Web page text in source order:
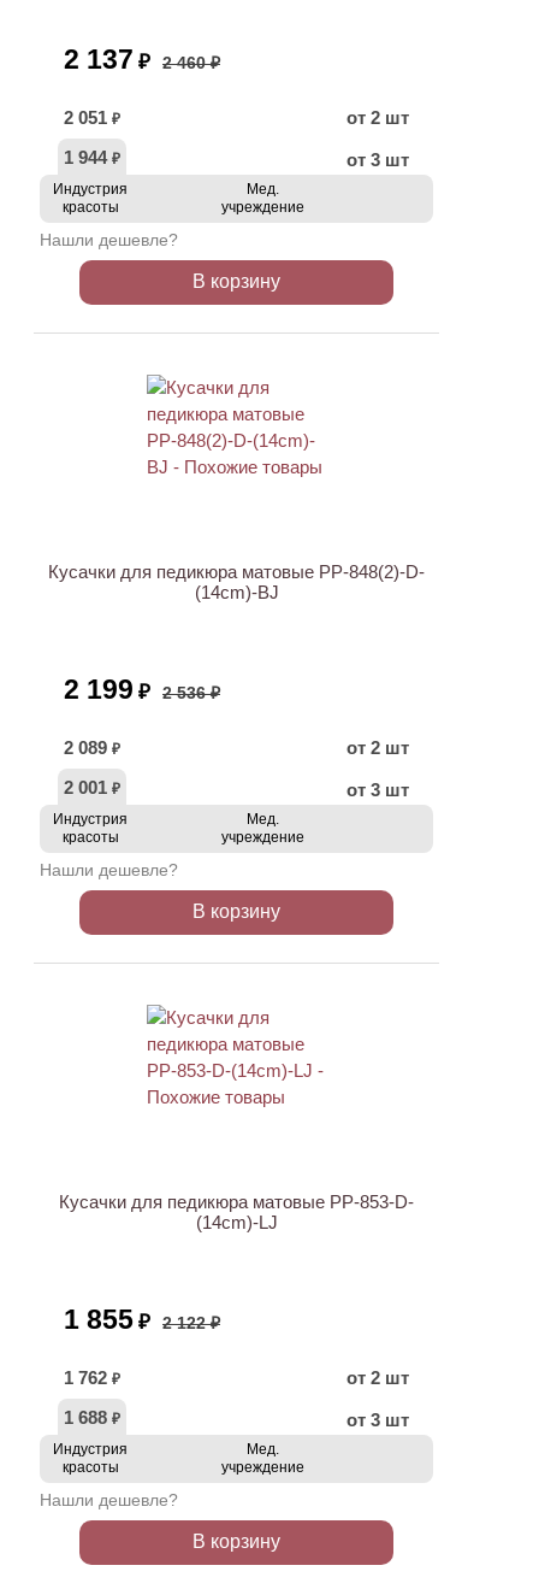
2 137 ₽ 2 460 ₽
2 051 ₽
от 2 шт
1 944 ₽ от 3 шт
Индустрия
красоты
Мед.
учреждение
Нашли дешевле?
В корзину
Кусачки для педикюра матовые PP-848(2)-D-
(14cm)-BJ
2 199 ₽ 2 536 ₽
2 089 ₽
от 2 шт
2 001 ₽ от 3 шт
Индустрия
красоты
Мед.
учреждение
Нашли дешевле?
В корзину
Кусачки для педикюра матовые PP-853-D-
(14cm)-LJ
1 855 ₽ 2 122 ₽
1 762 ₽
от 2 шт
1 688 ₽ от 3 шт
Индустрия
красоты
Мед.
учреждение
Нашли дешевле?
В корзину